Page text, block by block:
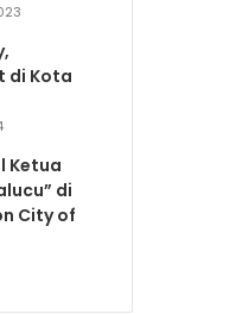
di Kota
Ketua
di
City of